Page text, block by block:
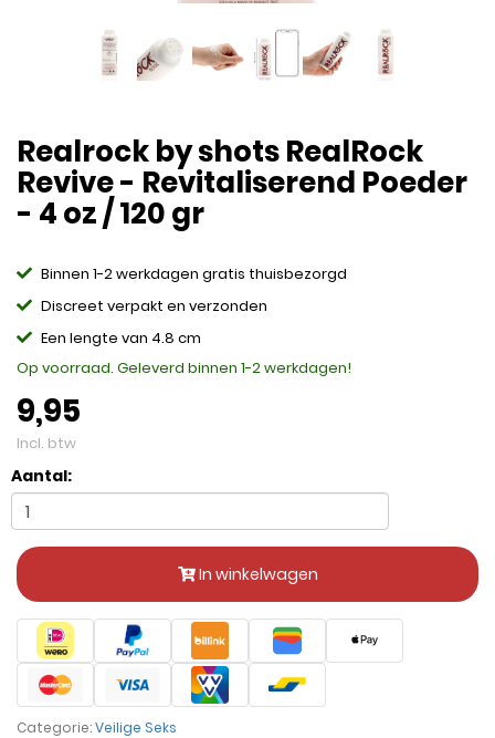
Realrock by shots RealRock
Revive - Revitaliserend Poeder
- 4 oz / 120 gr
Binnen 1-2 werkdagen gratis thuisbezorgd
Discreet verpakt en verzonden
Een lengte van 4.8 cm
Op voorraad. Geleverd binnen 1-2 werkdagen!
9,95
Incl. btw
Aantal:
In winkelwagen
Categorie:Veilige Seks